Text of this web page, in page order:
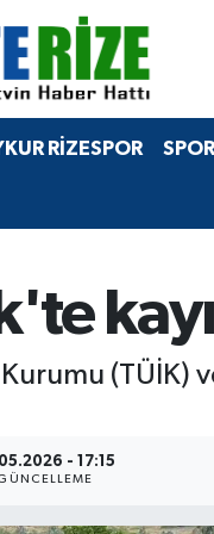
RİZESPOR
(TÜİK)
- 17:15